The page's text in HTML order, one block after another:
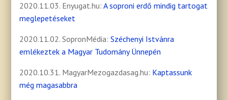
2020.11.03. Enyugat.hu:A soproni erdő mindig tartogat
meglepetéseket
2020.11.02. SopronMédia:Széchenyi Istvánra
emlékeztek a Magyar Tudomány Ünnepén
2020.10.31. MagyarMezogazdasag.hu: Kaptassunk
még magasabbra